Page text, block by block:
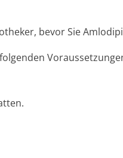
bevor Sie